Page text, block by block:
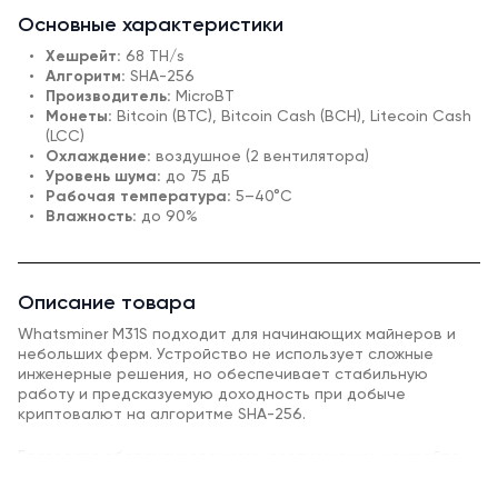
Основные характеристики
Хешрейт: 68 TH/s
Алгоритм: SHA-256
Производитель: MicroBT
Монеты: Bitcoin (BTC), Bitcoin Cash (BCH), Litecoin Cash
(LCC)
Охлаждение: воздушное (2 вентилятора)
Уровень шума: до 75 дБ
Рабочая температура: 5–40°C
Влажность: до 90%
Описание товара
Whatsminer M31S подходит для начинающих майнеров и
небольших ферм. Устройство не использует сложные
инженерные решения, но обеспечивает стабильную
работу и предсказуемую доходность при добыче
криптовалют на алгоритме SHA-256.